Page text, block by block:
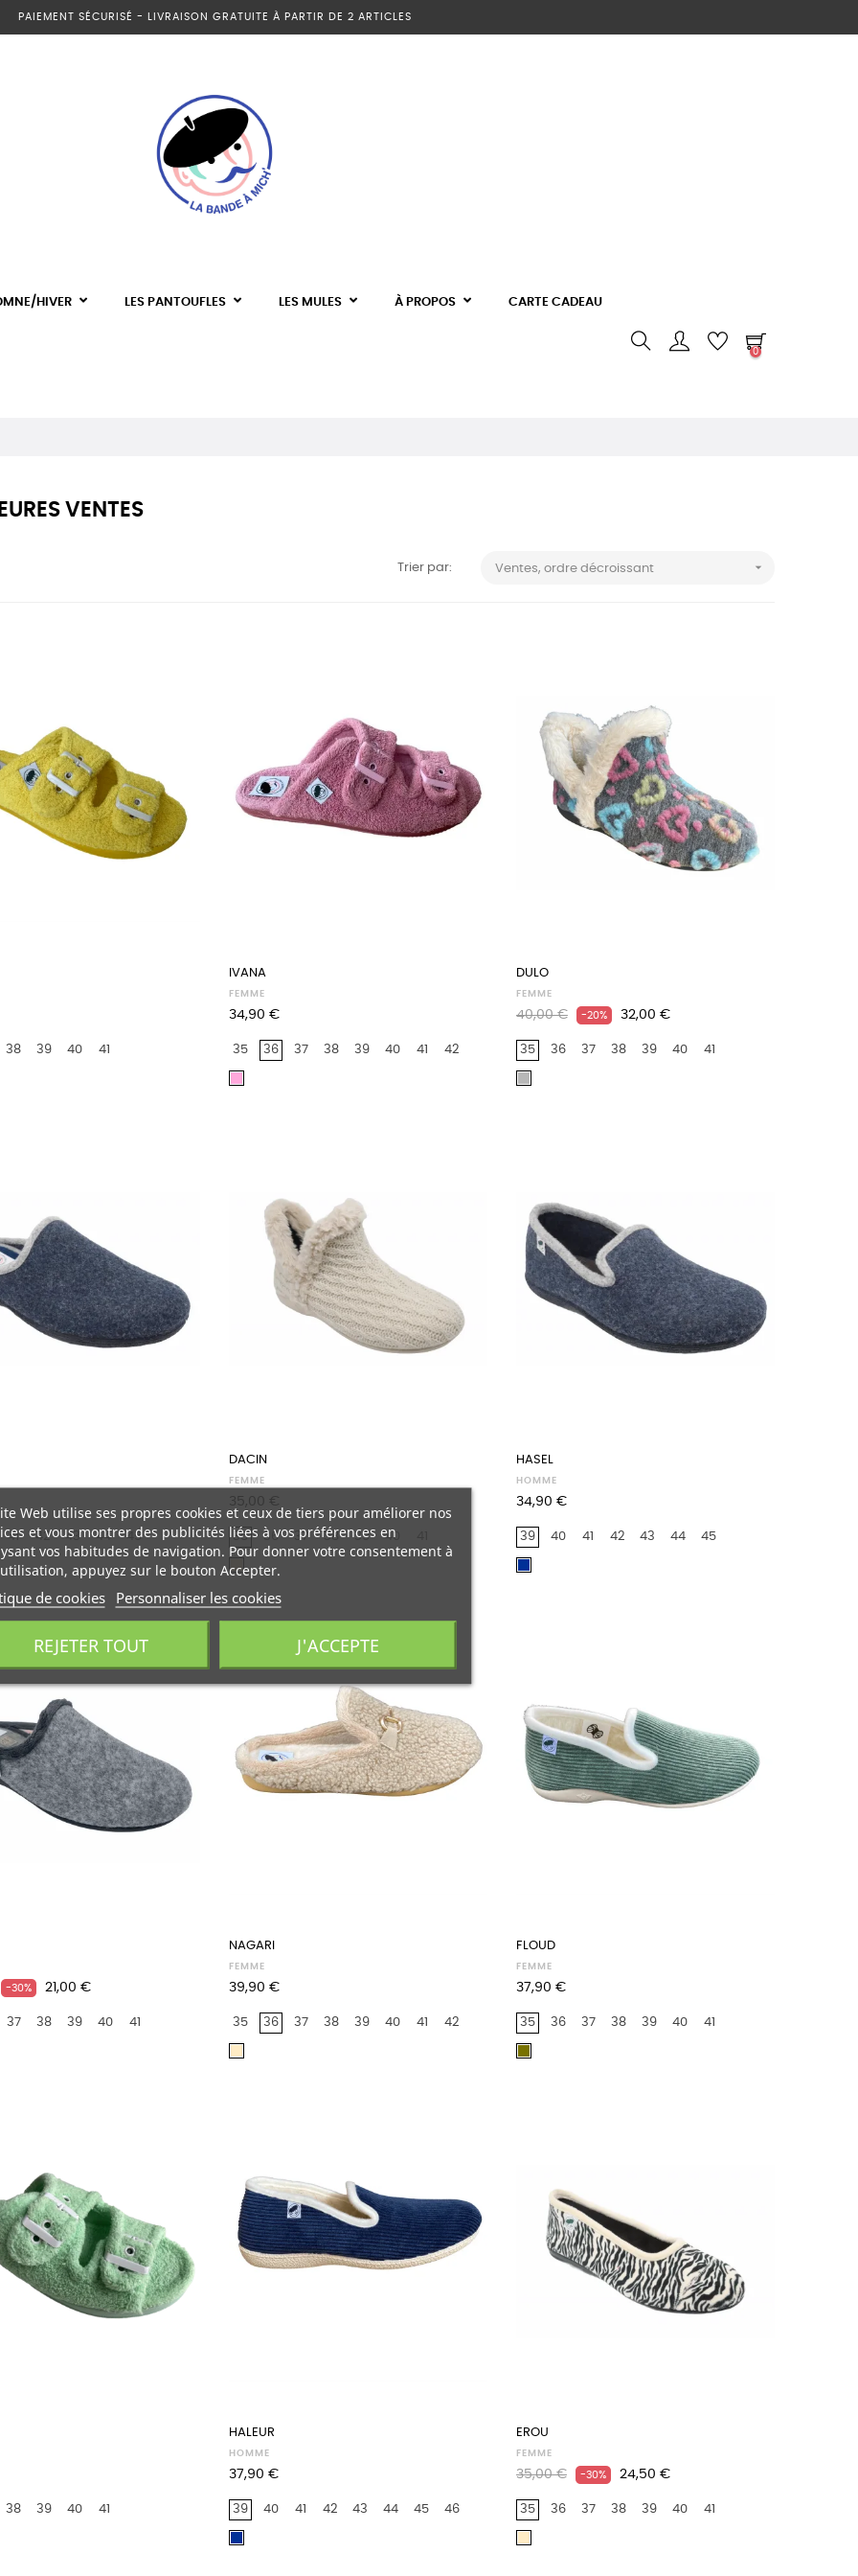
PAIEMENT SÉCURISÉ - LIVRAISON GRATUITE À PARTIR DE 2 ARTICLES
HIVER LES PANTOUFLES LES MULES À PROPOS CARTE CADEAU
0
VENTES
Trier par: Ventes, ordre décroissant 
38 39 40 41
IVANA
FEMME
Prix
34,90 €
35 36 37 38 39 40 41 42
DULO
FEMME
Prix
40,00 € -20% Prix
32,00 €
35 36 37 38 39 40 41
41 42 43 44 45
DACIN
FEMME
Prix
35,00 €
35 36 37 38 39 40
Beige
HASEL
HOMME
Prix
34,90 €
39 40 41 42 43 44 45
-30% Prix
21,00 €
37 38 39 40 41
NAGARI
FEMME
Prix
39,90 €
35 36 37 38 39 40 41 42
FLOUD
FEMME
Prix
37,90 €
35 36 37 38 39 40 41
38 39 40 41
HALEUR
HOMME
Prix
37,90 €
39 40 41 42 43 44 45 46
EROU
FEMME
Prix
35,00 € -30% Prix
24,50 €
35 36 37 38 39 40 41
Web utilise ses propres cookies et ceux de tiers pour améliorer nos
et vous montrer des publicités liées à vos préférences en
vos habitudes de navigation. Pour donner votre consentement à
appuyez sur le bouton Accepter.
de cookies Personnaliser les cookies
REJETER TOUT J'ACCEPTE